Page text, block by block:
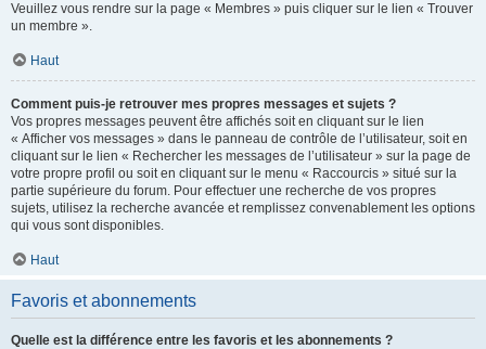
Veuillez vous rendre sur la page « Membres » puis cliquer sur le lien « Trouver
un membre ».
Haut
Comment puis-je retrouver mes propres messages et sujets ?
Vos propres messages peuvent être affichés soit en cliquant sur le lien
« Afficher vos messages » dans le panneau de contrôle de l’utilisateur, soit en
cliquant sur le lien « Rechercher les messages de l’utilisateur » sur la page de
votre propre profil ou soit en cliquant sur le menu « Raccourcis » situé sur la
partie supérieure du forum. Pour effectuer une recherche de vos propres
sujets, utilisez la recherche avancée et remplissez convenablement les options
qui vous sont disponibles.
Haut
Favoris et abonnements
Quelle est la différence entre les favoris et les abonnements ?